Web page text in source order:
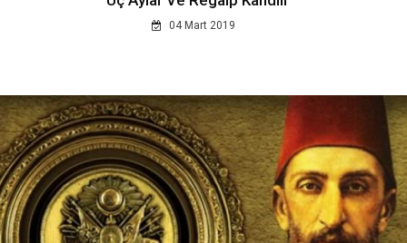
04 Mart 2019